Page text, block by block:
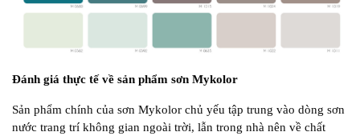
Đánh giá thực tế về sản phẩm sơn Mykolor
Sản phẩm chính của sơn Mykolor chủ yếu tập trung vào dòng sơn
nước trang trí không gian ngoài trời, lẫn trong nhà nên về chất